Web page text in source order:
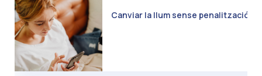
Canviar la llum sense penalització: